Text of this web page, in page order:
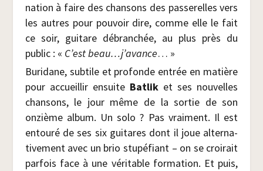
na­tion à faire des chan­sons des pas­se­relles vers
les autres pour pou­voir dire, comme elle le fait
ce soir, gui­tare débran­chée, au plus près du
public : « C’est beau…j’avance… »
Buri­dane, sub­tile et pro­fonde entrée en matière
pour accueillir ensuite Bat­lik et ses nou­velles
chan­sons, le jour même de la sor­tie de son
onzième album. Un solo ? Pas vrai­ment. Il est
entou­ré de ses six gui­tares dont il joue alter­na­
ti­ve­ment avec un brio stu­pé­fiant – on se croi­rait
par­fois face à une véri­table for­ma­tion. Et puis,